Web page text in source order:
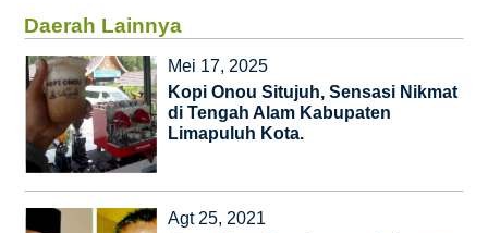
Daerah Lainnya
Mei 17, 2025
Kopi Onou Situjuh, Sensasi Nikmat
di Tengah Alam Kabupaten
Limapuluh Kota.
Agt 25, 2021